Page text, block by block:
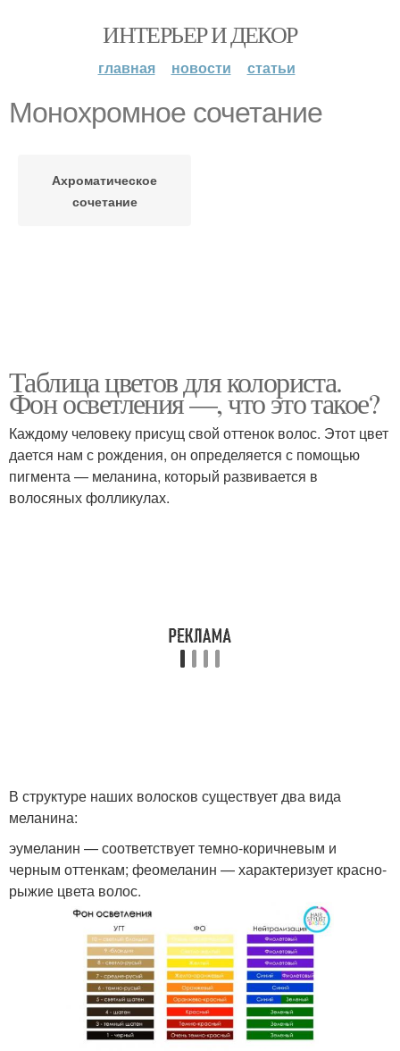
ИНТЕРЬЕР И ДЕКОР
главная новости статьи
Монохромное сочетание
Ахроматическое
сочетание
Таблица цветов для колориста.
Фон осветления —, что это такое?
Каждому человеку присущ свой оттенок волос. Этот цвет
дается нам с рождения, он определяется с помощью
пигмента — меланина, который развивается в
волосяных фолликулах.
В структуре наших волосков существует два вида
меланина:
эумеланин — соответствует темно-коричневым и
черным оттенкам; феомеланин — характеризует красно-
рыжие цвета волос.